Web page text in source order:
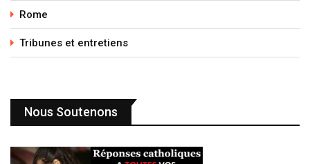
Rome
Tribunes et entretiens
Nous Soutenons